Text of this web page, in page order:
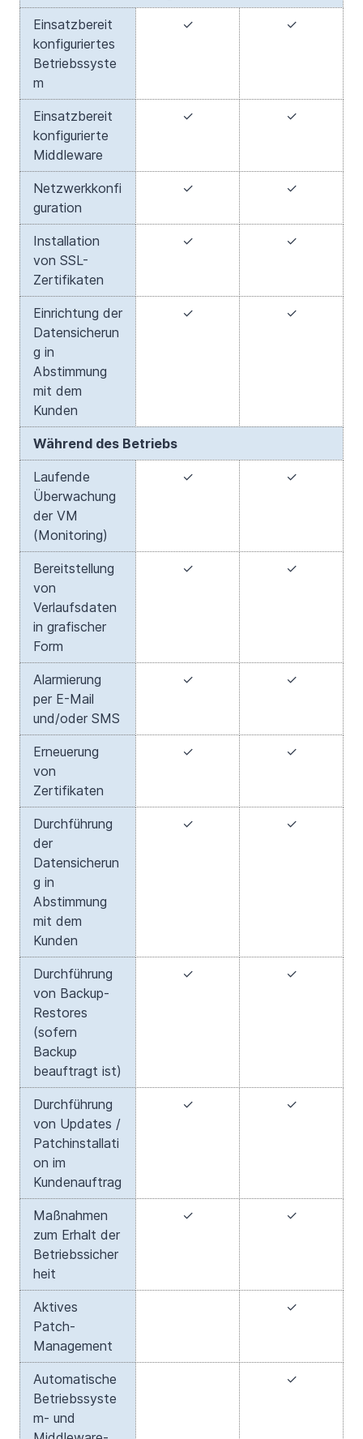
Einsatzbereit
konfiguriertes
Betriebssyste
m
✓ ✓
Einsatzbereit
konfigurierte
Middleware
✓ ✓
Netzwerkkonfi
guration
✓ ✓
Installation
von SSL-
Zertifikaten
✓ ✓
Einrichtung der
Datensicherun
g in
Abstimmung
mit dem
Kunden
✓ ✓
Während des Betriebs
Laufende
Überwachung
der VM
(Monitoring)
✓ ✓
Bereitstellung
von
Verlaufsdaten
in grafischer
Form
✓ ✓
Alarmierung
per E-Mail
und/oder SMS
✓ ✓
Erneuerung
von
Zertifikaten
✓ ✓
Durchführung
der
Datensicherun
g in
Abstimmung
mit dem
Kunden
✓ ✓
Durchführung
von Backup-
Restores
(sofern
Backup
beauftragt ist)
✓ ✓
Durchführung
von Updates /
Patchinstallati
on im
Kundenauftrag
✓ ✓
Maßnahmen
zum Erhalt der
Betriebssicher
heit
✓ ✓
Aktives
Patch-
Management
✓
Automatische
Betriebssyste
m- und
✓